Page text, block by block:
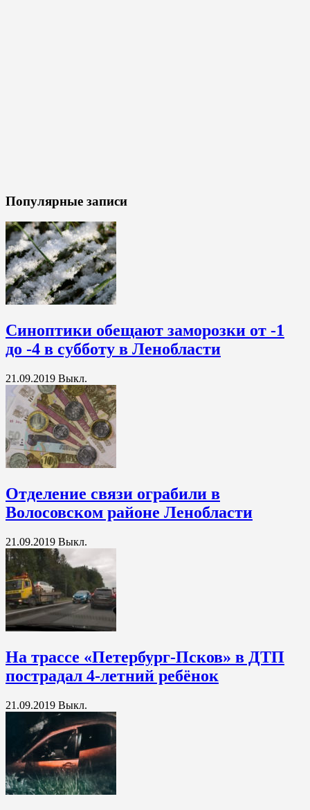
Популярные записи
Синоптики обещают заморозки от -1
до -4 в субботу в Ленобласти
21.09.2019 Выкл.
Отделение связи ограбили в
Волосовском районе Ленобласти
21.09.2019 Выкл.
На трассе «Петербург-Псков» в ДТП
пострадал 4-летний ребёнок
21.09.2019 Выкл.